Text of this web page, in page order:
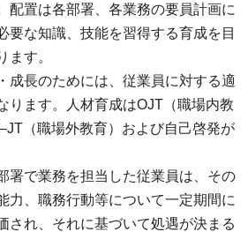
配置は各部署、各業務の要員計画に
要な知識、技能を習得する育成を目
ます。
成長のためには、従業員に対する適
ります。人材育成はOJT（職場内教
（職場外教育）および自己啓発が
署で業務を担当した従業員は、その
力、職務行動等について一定期間に
され、それに基づいて処遇が決まる